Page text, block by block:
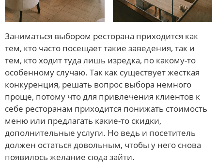
Заниматься выбором ресторана приходится как
тем, кто часто посещает такие заведения, так и
тем, кто ходит туда лишь изредка, по какому-то
особенному случаю. Так как существует жесткая
конкуренция, решать вопрос выбора немного
проще, потому что для привлечения клиентов к
себе ресторанам приходится понижать стоимость
меню или предлагать какие-то скидки,
дополнительные услуги. Но ведь и посетитель
должен остаться довольным, чтобы у него снова
появилось желание сюда зайти.